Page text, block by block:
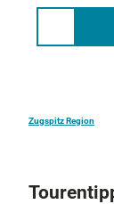
Zugspitz Region